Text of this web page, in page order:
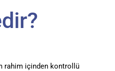
rahim içinden kontrollü